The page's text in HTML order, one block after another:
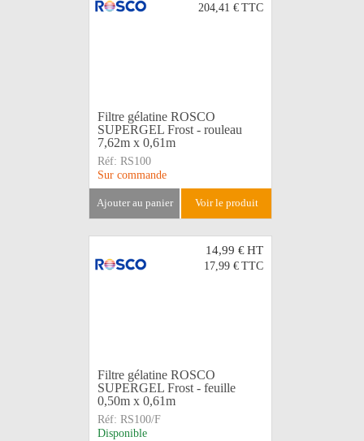
204,41 € TTC
Filtre gélatine ROSCO
SUPERGEL Frost - rouleau
7,62m x 0,61m
Réf: RS100
Sur commande
ajouter au panier voir le produit
14,99 €HT
17,99 € TTC
Filtre gélatine ROSCO
SUPERGEL Frost - feuille
0,50m x 0,61m
Réf: RS100/F
Disponible